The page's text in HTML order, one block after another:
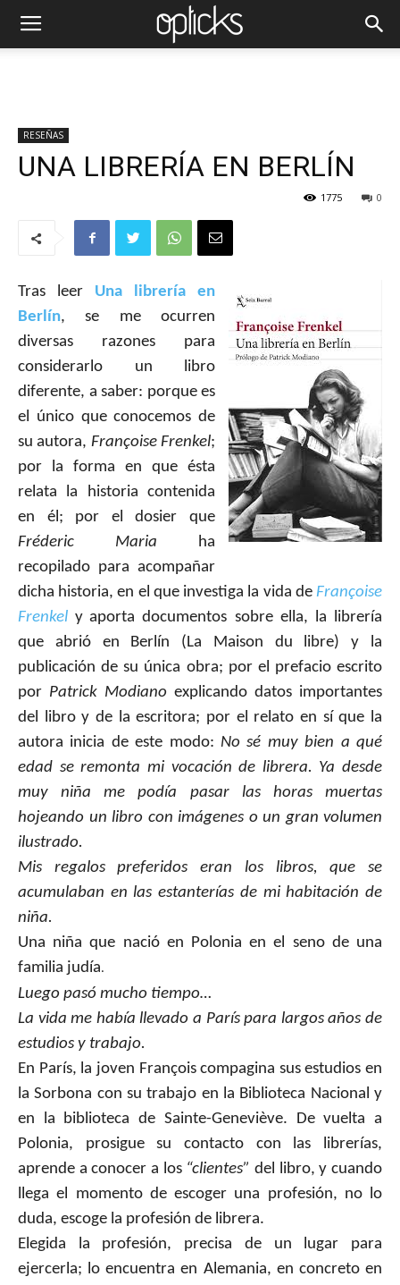
RESEÑAS
UNA LIBRERÍA EN BERLÍN
0
1775
Tras leer Una librería en
Berlín,
se me ocurren
diversas razones para
considerarlo un libro
diferente, a saber: porque es
el único que conocemos de
su autora, Françoise Frenkel;
por la forma en que ésta
relata la historia contenida
en él; por el dosier que
Fréderic Maria ha
recopilado para acompañar
dicha historia, en el que investiga la vida de Françoise
Frenkel y aporta documentos sobre ella, la librería
que abrió en Berlín (La Maison du libre) y la
publicación de su única obra; por el prefacio escrito
por Patrick Modiano explicando datos importantes
del libro y de la escritora; por el relato en sí que la
autora inicia de este modo: No sé muy bien a qué
edad se remonta mi vocación de librera. Ya desde
muy niña me podía pasar las horas muertas
hojeando un libro con imágenes o un gran volumen
ilustrado.
Mis regalos preferidos eran los libros, que se
acumulaban en las estanterías de mi habitación de
niña.
Una niña que nació en Polonia en el seno de una
familia judía.
Luego pasó mucho tiempo…
La vida me había llevado a París para largos años de
estudios y trabajo.
En París, la joven François compagina sus estudios en
la Sorbona con su trabajo en la Biblioteca Nacional y
en la biblioteca de Sainte-Geneviève. De vuelta a
Polonia, prosigue su contacto con las librerías,
aprende a conocer a los “clientes” del libro, y cuando
llega el momento de escoger una profesión, no lo
duda, escoge la profesión de librera.
Elegida la profesión, precisa de un lugar para
ejercerla; lo encuentra en Alemania, en concreto en